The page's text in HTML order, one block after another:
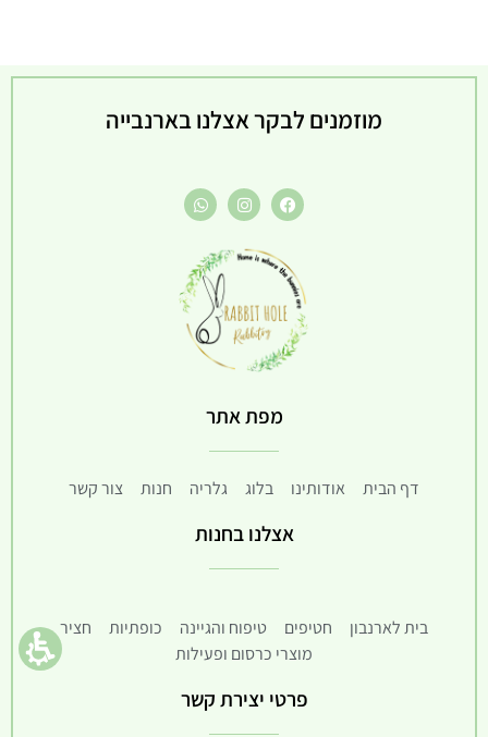
מוזמנים לבקר אצלנו בארנבייה
מפת אתר
דף הבית אודותינו בלוג גלריה חנות צור קשר
אצלנו בחנות
בית לארנבון חטיפים טיפוח והגיינה כופתיות
חציר
מוצרי כרסום ופעילות
פרטי יצירת קשר